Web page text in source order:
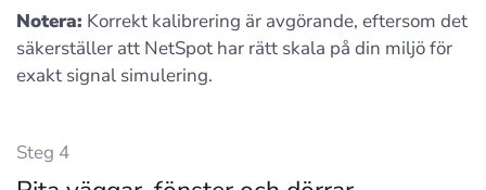
Notera: Korrekt kalibrering är avgörande, eftersom det
säkerställer att NetSpot har rätt skala på din miljö för
exakt signal simulering.
Steg 4